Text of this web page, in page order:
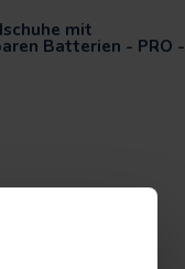
mit
Batterien - PRO -